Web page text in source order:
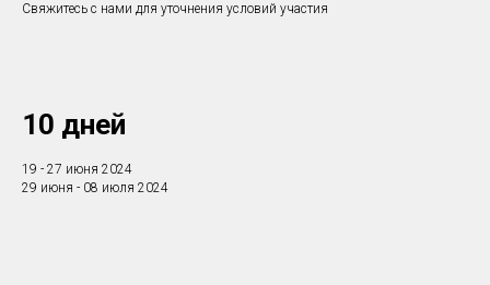
Свяжитесь с нами для уточнения условий участия
10 дней
19 - 27 июня 2024
29 июня - 08 июля 2024